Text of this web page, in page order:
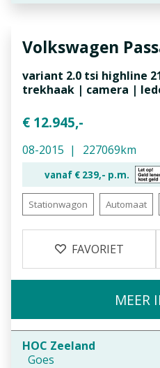
Volkswagen
variant 2.0 tsi highline
trekhaak | camera |
€ 12.945,-
08-2015 227069km
vanaf € 239,- p.m.
Stationwagon Automaat
FAVORIET
HOC Zeeland
Goes
MEER